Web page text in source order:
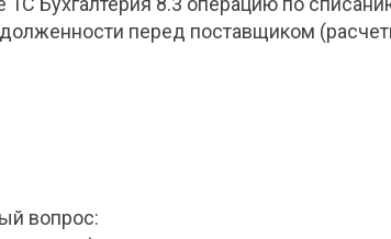
перед поставщиком
вопрос: